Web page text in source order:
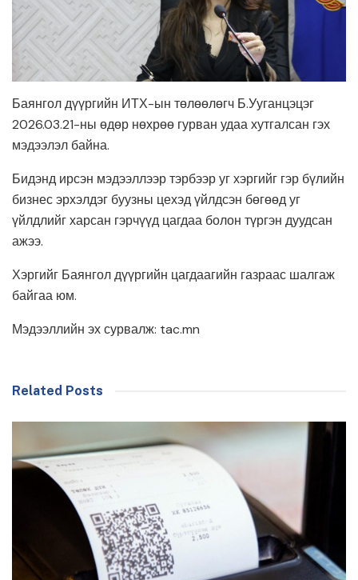
Баянгол дүүргийн ИТХ-ын төлөөлөгч Б.Ууганцэцэг
2026.03.21-ны өдөр нөхрөө гурван удаа хутгалсан гэх
мэдээлэл байна.
Бидэнд ирсэн мэдээллээр тэрбээр уг хэргийг гэр бүлийн
бизнес эрхэлдэг буузны цехэд үйлдсэн бөгөөд уг
үйлдлийг харсан гэрчүүд цагдаа болон түргэн дуудсан
ажээ.
Хэргийг Баянгол дүүргийн цагдаагийн газраас шалгаж
байгаа юм.
Мэдээллийн эх сурвалж: tac.mn
Related Posts